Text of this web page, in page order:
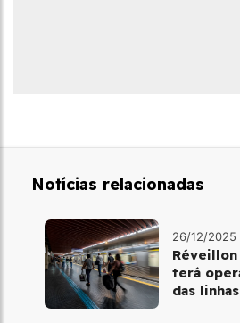
Notícias relacionadas
26/12/2025
Réveillon
terá
das